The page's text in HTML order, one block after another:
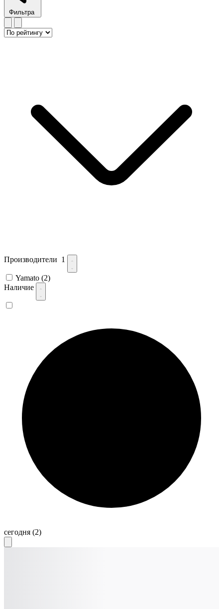
Фильтра
Производители 1
Yamato (2)
Наличие
сегодня (2)